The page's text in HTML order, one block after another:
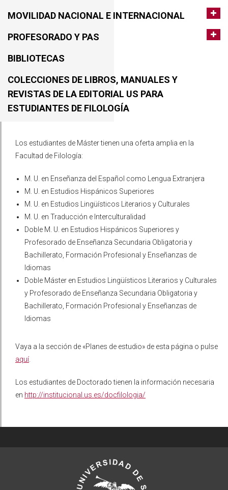
MOVILIDAD NACIONAL E INTERNACIONAL
PROFESORADO Y PAS
BIBLIOTECAS
COLECCIONES DE LIBROS, MANUALES Y
REVISTAS DE LA EDITORIAL US PARA
ESTUDIANTES DE FILOLOGÍA
Los estudiantes de Máster tienen una oferta amplia en la
Facultad de Filología:
M. U. en Enseñanza del Español como Lengua Extranjera
M. U. en Estudios Hispánicos Superiores
M. U. en Estudios Lingüísticos Literarios y Culturales
M. U. en Traducción e Interculturalidad
Doble M. U. en Estudios Hispánicos Superiores y
Profesorado de Enseñanza Secundaria Obligatoria y
Bachillerato, Formación Profesional y Enseñanzas de
Idiomas
Doble Máster en Estudios Lingüísticos Literarios y Culturales
y Profesorado de Enseñanza Secundaria Obligatoria y
Bachillerato, Formación Profesional y Enseñanzas de
Idiomas
Vaya a la sección de «Planes de estudio» de esta página o pulse
aquí
Los estudiantes de Doctorado tienen la información necesaria
en http://institucional.us.es/docfilologia/